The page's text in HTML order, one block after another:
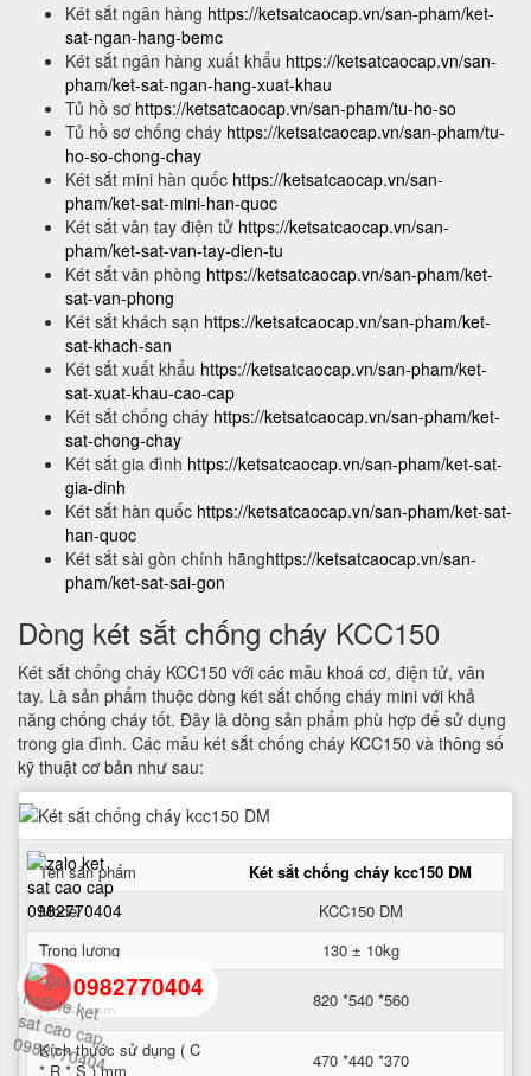
Két sắt ngân hàng https://ketsatcaocap.vn/san-pham/ket-
sat-ngan-hang-bemc
Két sắt ngân hàng xuất khẩu https://ketsatcaocap.vn/san-
pham/ket-sat-ngan-hang-xuat-khau
Tủ hồ sơ https://ketsatcaocap.vn/san-pham/tu-ho-so
Tủ hồ sơ chống cháy https://ketsatcaocap.vn/san-pham/tu-
ho-so-chong-chay
Két sắt mini hàn quốc https://ketsatcaocap.vn/san-
pham/ket-sat-mini-han-quoc
Két sắt vân tay điện tử https://ketsatcaocap.vn/san-
pham/ket-sat-van-tay-dien-tu
Két sắt văn phòng https://ketsatcaocap.vn/san-pham/ket-
sat-van-phong
Két sắt khách sạn https://ketsatcaocap.vn/san-pham/ket-
sat-khach-san
Két sắt xuất khẩu https://ketsatcaocap.vn/san-pham/ket-
sat-xuat-khau-cao-cap
Két sắt chống cháy https://ketsatcaocap.vn/san-pham/ket-
sat-chong-chay
Két sắt gia đình https://ketsatcaocap.vn/san-pham/ket-sat-
gia-dinh
Két sắt hàn quốc https://ketsatcaocap.vn/san-pham/ket-sat-
han-quoc
Két sắt sài gòn chính hãnghttps://ketsatcaocap.vn/san-
pham/ket-sat-sai-gon
Dòng két sắt chống cháy KCC150
Két sắt chống cháy KCC150 với các mẫu khoá cơ, điện tử, vân
tay. Là sản phẩm thuộc dòng két sắt chống cháy mini với khả
năng chống cháy tốt. Đây là dòng sản phẩm phù hợp để sử dụng
trong gia đình. Các mẫu két sắt chống cháy KCC150 và thông số
kỹ thuật cơ bản như sau:
Tên sản phẩm
Két sắt chống cháy kcc150 DM
Model
KCC150 DM
Trọng lượng
130 ± 10kg
Kích thước ngoài ( C *
R * S ) mm
820 *540 *560
Kích thước sử dụng ( C
* R * S ) mm
470 *440 *370
0982770404